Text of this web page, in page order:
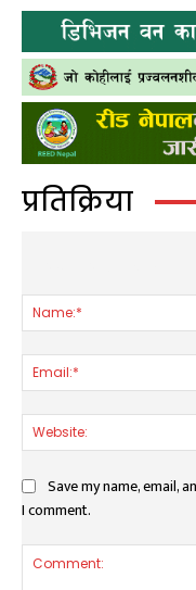
प्रतिक्रिया
Save my name, email,
I comment.